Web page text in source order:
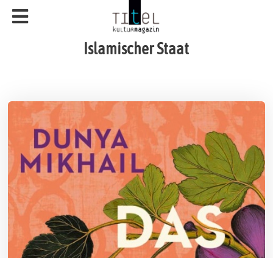
Islamischer Staat